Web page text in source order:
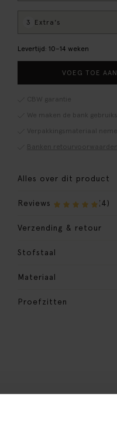
3 Extra's
Levertijd: 10–14 weken
VOEG TOE
CBW garantie
We maken de bank
Verpakkingsmateriaal
Banken retourvoorwaarden
Alles over dit product
Reviews (4)
Verzending & retour
Stofstaal
Materiaal
Proefzitten